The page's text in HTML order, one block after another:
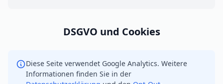
DSGVO und Cookies
Diese Seite verwendet Google Analytics. Weitere
Informationen finden Sie in der